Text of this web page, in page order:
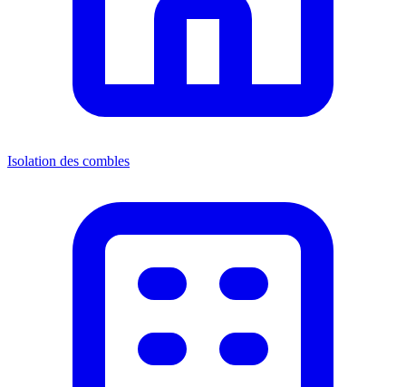
Isolation des combles